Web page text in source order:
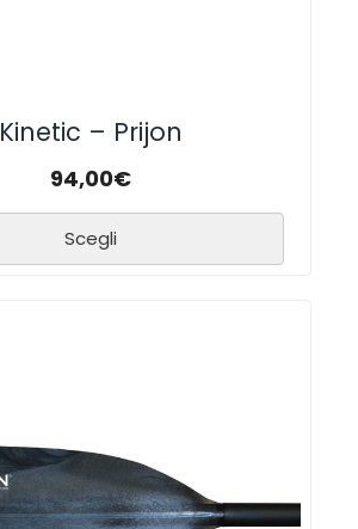
Kinetic – Prijon
94,00€
Scegli